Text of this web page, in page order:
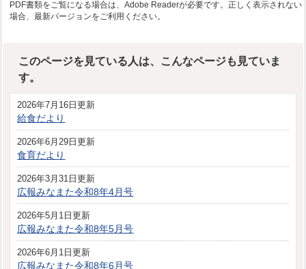
PDF書類をご覧になる場合は、Adobe Readerが必要です。正しく表示されない
場合、最新バージョンをご利用ください。
このページを見ている人は、こんなページも見ていま
す。
2026年7月16日更新
給食だより
2026年6月29日更新
食育だより
2026年3月31日更新
広報みなまた令和8年4月号
2026年5月1日更新
広報みなまた令和8年5月号
2026年6月1日更新
広報みなまた令和8年6月号